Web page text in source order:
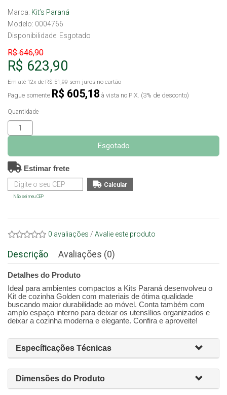
Marca: Kit’s Paraná
Modelo: 0004766
Disponibilidade: Esgotado
R$ 646,90
R$ 623,90
Em até 12x de R$ 51,99 sem juros no cartão
Pague somente R$ 605,18 à vista no PIX. (3% de desconto)
Quantidade
Esgotado
Estimar frete
Não sei meu CEP
0 avaliações / Avalie este produto
Descrição Avaliações (0)
Detalhes do Produto
Ideal para ambientes compactos a Kits Paraná desenvolveu o
Kit de cozinha Golden com materiais de ótima qualidade
buscando maior durabilidade ao móvel. Conta também com
amplo espaço interno para deixar os utensílios organizados e
deixar a cozinha moderna e elegante. Confira e aproveite!
Específicações Técnicas
Dimensões do Produto